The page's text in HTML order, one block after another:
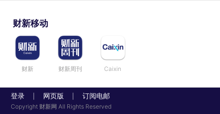
财新移动
财新 财新周刊 Caixin
登录 网页版 订阅电邮
Copyright 财新网 All Rights Reserved